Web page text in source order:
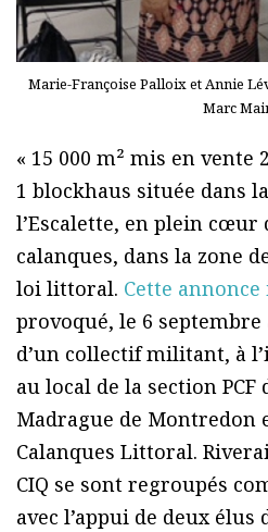
Marie-Françoise Palloix et Annie
Marc
« 15 000 m² mis en
1 blockhaus située dans
l’Escalette, en plein cœur
calanques, dans la zone
loi littoral. Cette
provoqué, le 6
d’un collectif militant, à
au local de la section PCF
Madrague de Montredon
Calanques Littoral.
CIQ se sont regroupés
avec l’appui de deux élus